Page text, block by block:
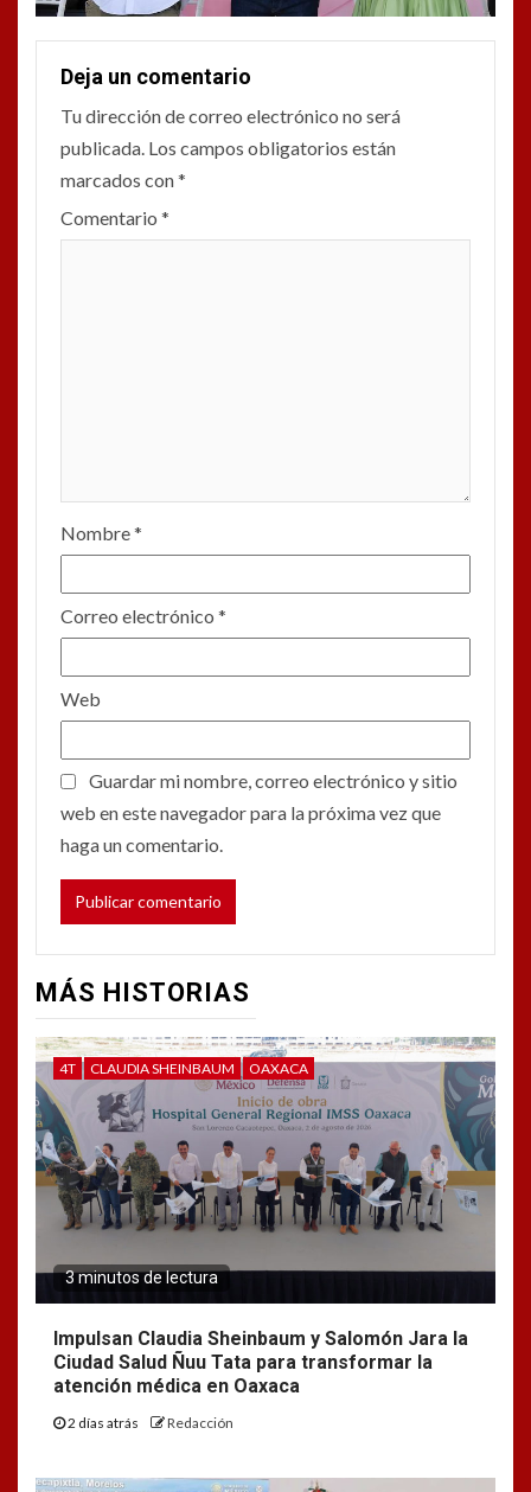
Deja un comentario
Tu dirección de correo electrónico no será
publicada. Los campos obligatorios están
marcados con*
Comentario *
Nombre*
Correo electrónico *
Web
Guardar mi nombre, correo electrónico y sitio
web en este navegador para la próxima vez que
haga un comentario.
MÁS HISTORIAS
4T CLAUDIA SHEINBAUM OAXACA
3 minutos de lectura
Impulsan Claudia Sheinbaum y Salomón Jara la
Ciudad Salud Ñuu Tata para transformar la
atención médica en Oaxaca
2 días atrás Redacción